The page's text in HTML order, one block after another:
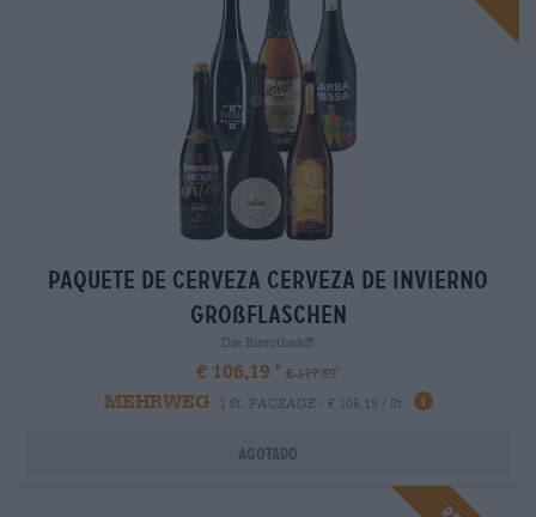
paquete de cerveza Cerveza de invierno
großflaschen
Die Bierothek®
€ 106,19 € 117,89
MEHRWEG 1 St. PACKAGE - € 106,19 / St.
Agotado